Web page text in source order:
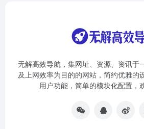
无解高效导航，集网址、资源、资讯于
及上网效率为目的的网站，简约优雅的
用户功能，简单的模块化配置，